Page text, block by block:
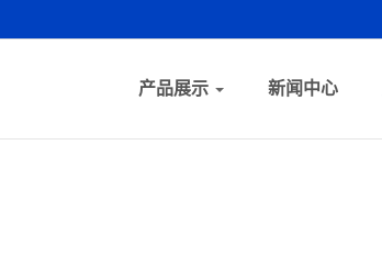
产品展示 新闻中心